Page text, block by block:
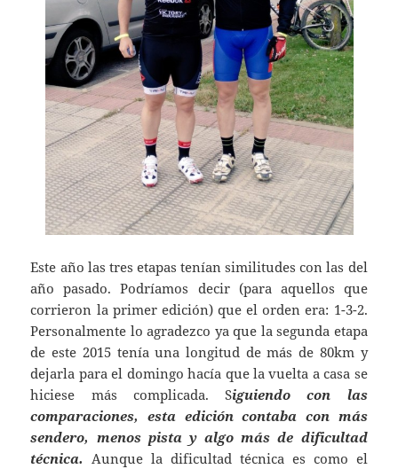
Este año las tres etapas tenían similitudes con las del
año pasado. Podríamos decir (para aquellos que
corrieron la primer edición) que el orden era: 1-3-2.
Personalmente lo agradezco ya que la segunda etapa
de este 2015 tenía una longitud de más de 80km y
dejarla para el domingo hacía que la vuelta a casa se
hiciese más complicada. Siguiendo con las
comparaciones, esta edición contaba con más
sendero, menos pista y algo más de dificultad
técnica. Aunque la dificultad técnica es como el